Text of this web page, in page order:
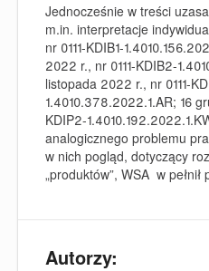
Jednocześnie w treści
m.in. interpretacje
nr 0111-KDIB1-
2022 r., nr 0111-KDIB2-
listopada 2022 r., nr 0111-
1.4010.378.2022.1.AR; 16
KDIP2-
analogicznego problemu
w nich pogląd, dotyczący
„produktów”, WSA w pełnił
Autorzy: